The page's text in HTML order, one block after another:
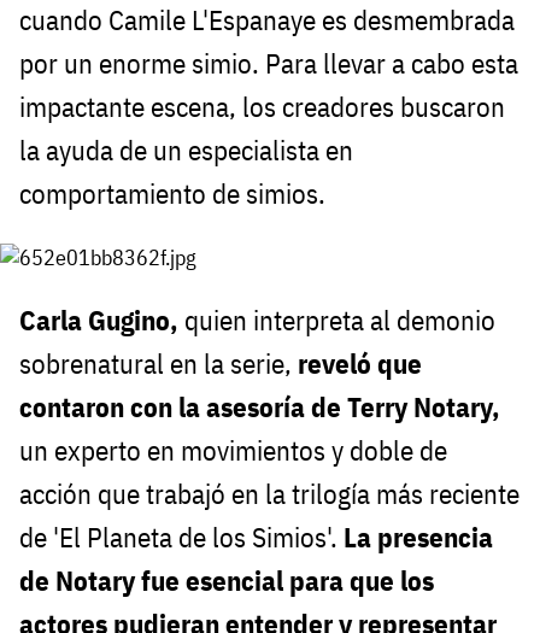
cuando Camile L'Espanaye es desmembrada
por un enorme simio. Para llevar a cabo esta
impactante escena, los creadores buscaron
la ayuda de un especialista en
comportamiento de simios.
Carla Gugino, quien interpreta al demonio
sobrenatural en la serie, reveló que
contaron con la asesoría de Terry Notary,
un experto en movimientos y doble de
acción que trabajó en la trilogía más reciente
de 'El Planeta de los Simios'. La presencia
de Notary fue esencial para que los
actores pudieran entender y representar